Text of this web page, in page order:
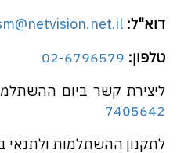
דוא"ל:
טלפון: 02-6796579
ליצירת קשר ביום
7405642
לתקנון ההשתלמות ולתנאי